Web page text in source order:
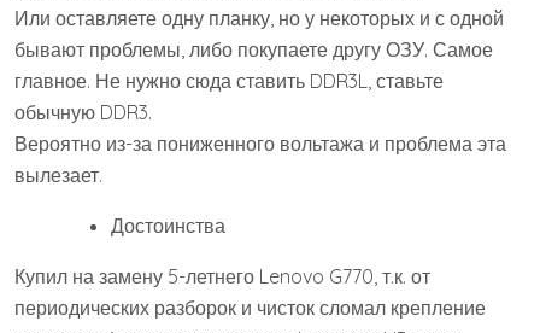
Или оставляете одну планку, но у некоторых и с одной
бывают проблемы, либо покупаете другу ОЗУ. Самое
главное. Не нужно сюда ставить DDR3L, ставьте
обычную DDR3.
Вероятно из-за пониженного вольтажа и проблема эта
вылезает.
Достоинства
Купил на замену 5-летнего Lenovo G770, т.к. от
периодических разборок и чисток сломал крепление